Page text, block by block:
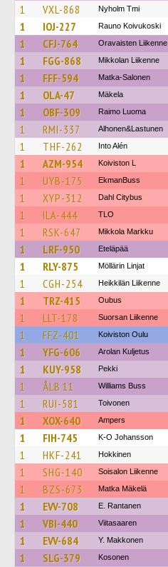
1 VXL-868 Nyholm Tmi
1 IOJ-227 Rauno Koivukoski
1 CFJ-764 Oravaisten Liikenne
1 FGG-868 Mikkolan Liikenne
1 FFF-594 Matka-Salonen
1 OLA-47 Mäkela
1 OBF-309 Raimo Luoma
1 RMI-337 Alhonen&Lastunen
1 THF-262 Into Alén
1 AZM-954 Koiviston L
1 UYB-175 EkmanBuss
1 XYP-312 Dahl Citybus
1 ILA-444 TLO
1 RSK-647 Mikkola Markku
1 LRF-950 Eteläpää
1 RLY-875 Möllärin Linjat
1 CGH-254 Heikkilän Liikenne
1 TRZ-415 Oubus
1 LLT-178 Suorsan Liikenne
1 FFZ-401 Koiviston Oulu
1 YFG-606 Arolan Kuljetus
1 KUY-958 Pekki
1 ÅLB 11 Williams Buss
1 RUI-581 Toivonen
1 XOX-640 Ampers
1 FIH-745 K-O Johansson
1 HKF-241 Hokkinen
1 SHG-140 Soisalon Liikenne
1 BZS-673 Matka Mäkelä
1 EVV-708 E. Rantanen
1 VBI-440 Viitasaaren
1 EVV-684 Y. Makkonen
1 SLG-379 Kosonen